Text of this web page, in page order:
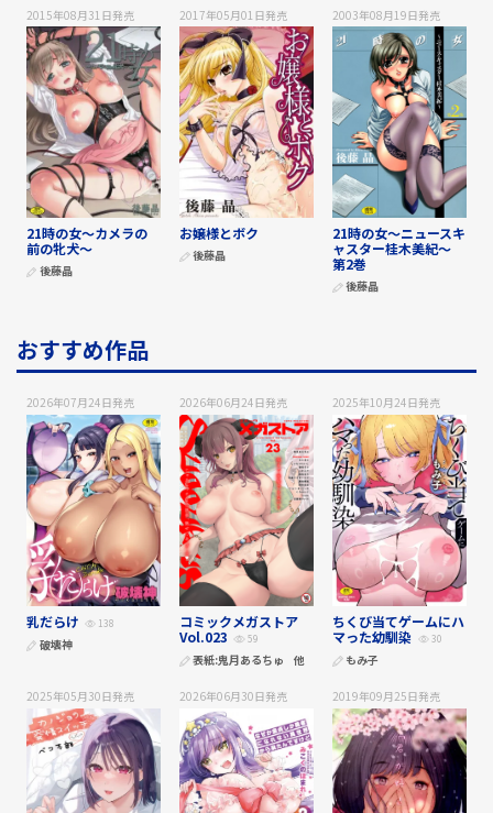
2015年08月31日発売
21時の女～カメラの
前の牝犬～
後藤晶
2017年05月01日発売
お嬢様とボク
後藤晶
2003年08月19日発売
21時の女〜ニュースキ
ャスター桂木美紀〜
第2巻
後藤晶
おすすめ作品
2026年07月24日発売
乳だらけ 138
破壊神
2026年06月24日発売
コミックメガストア
Vol.023
59
表紙:鬼月あるちゅ 他
2025年10月24日発売
ちくび当てゲームにハ
マった幼馴染
30
もみ子
2025年05月30日発売 2026年06月30日発売 2019年09月25日発売